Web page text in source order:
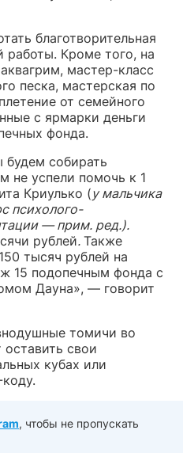
благотворительная
работы. Кроме того, на
мастер-класс
песка, мастерская по
от семейного
с ярмарки деньги
фонда.
собирать
не успели помочь к 1
Криулько (у мальчика
психолого-
— прим. ред.).
рублей. Также
тысяч рублей на
15 подопечным фонда с
Дауна», — говорит
томичи во
свои
кубах или
, чтобы не пропускать